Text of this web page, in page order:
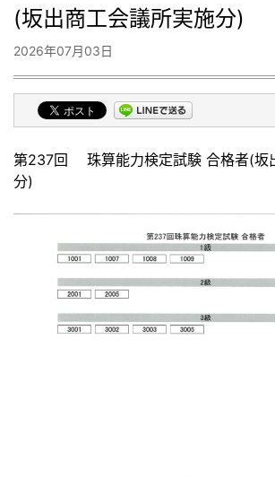
(坂出商工会議所実施分)
2026年07月03日
第237回 珠算能力検定試験 合格者(坂
分)